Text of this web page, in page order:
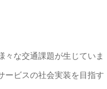
々な交通課題が生じていま
ービスの社会実装を目指す